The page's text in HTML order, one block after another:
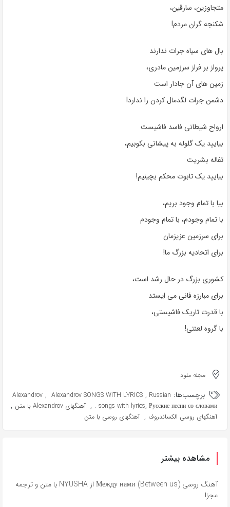
متجاوزین، سارقین،
شکنجه گران مردم!
بال های سیاه جرات ندارند
پرواز بر فراز سرزمین مادری،
زمین های آن جادار است
دشمن جرات لگدمال کردن را ندارد!
ارواح شیطانی فاسد فاشیست
بیایید یک گلوله به پیشانی بکوبیم،
تفاله بشریت
بیایید یک تابوت محکم بچینیم!
بیا با تمام وجود بریم،
با تمام وجودم، با تمام وجودم
برای سرزمین عزیزمان
برای اتحادیه بزرگ ما!
کشوری بزرگ در حال رشد است،
برای مبارزه فانی می ایستد
با قدرت تاریک فاشیستی،
با گروه لعنتی!
مجله ملود
برچسب‌ها: Alexandrov , Alexandrov SONGS WITH LYRICS , Russian
songs with lyrics, Русские песни со словами.
, آهنگهای Alexandrov با متن ,
آهنگهای روسی الکساندروف , آهنگهای روسی با متن
مشاهده بیشتر
آهنگ روسی Между нами (Between us) از NYUSHA با متن و ترجمه
مجزا